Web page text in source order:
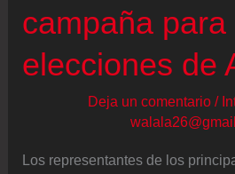
por
encima
de
campaña para
elecciones de
Deja un comentario /
Los representantes de los